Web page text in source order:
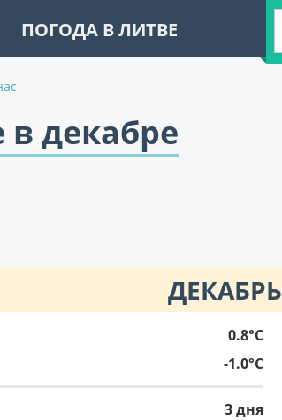
ПОГОДА В ЛИТВЕ
в декабре
ДЕКАБРЬ
0.8°C
-1.0°C
3 дня